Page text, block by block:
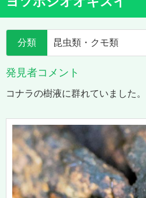
分類 昆虫類・クモ類
発見者コメント
コナラの樹液に群れていました。